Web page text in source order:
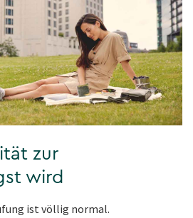
zur
wird
ist völlig normal.